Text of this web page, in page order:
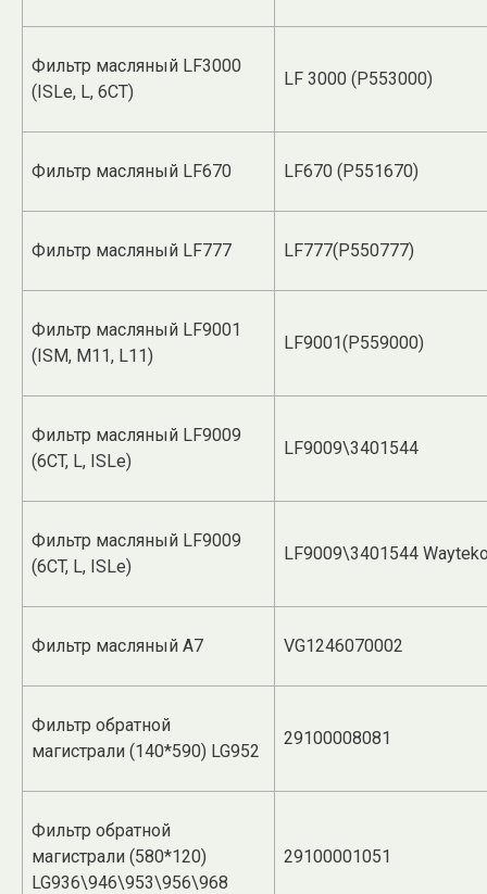
Фильтр масляный LF3000
(ISLe, L, 6СТ)
LF 3000 (Р553000)
Фильтр масляный LF670 LF670 (P551670)
Фильтр масляный LF777 LF777(P550777)
Фильтр масляный LF9001
(ISM, M11, L11)
LF9001(P559000)
Фильтр масляный LF9009
(6CT, L, ISLe)
LF9009\3401544
Фильтр масляный LF9009
(6CT, L, ISLe)
LF9009\3401544
Фильтр масляный А7 VG1246070002
Фильтр обратной
магистрали (140*590) LG952
29100008081
Фильтр обратной
магистрали (580*120)
LG936\946\953\956\968
29100001051